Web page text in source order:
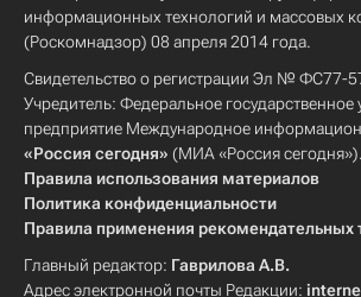
информационных технологий и массовых
(Роскомнадзор) 08 апреля 2014 года.
Свидетельство о регистрации Эл № ФС77-
Учредитель: Федеральное государственное
предприятие Международное
«Россия сегодня» (МИА «Россия сегодня»).
Правила использования материалов
Политика конфиденциальности
Правила применения рекомендательных
Главный редактор: Гаврилова А.В.
Адрес электронной почты Редакции: